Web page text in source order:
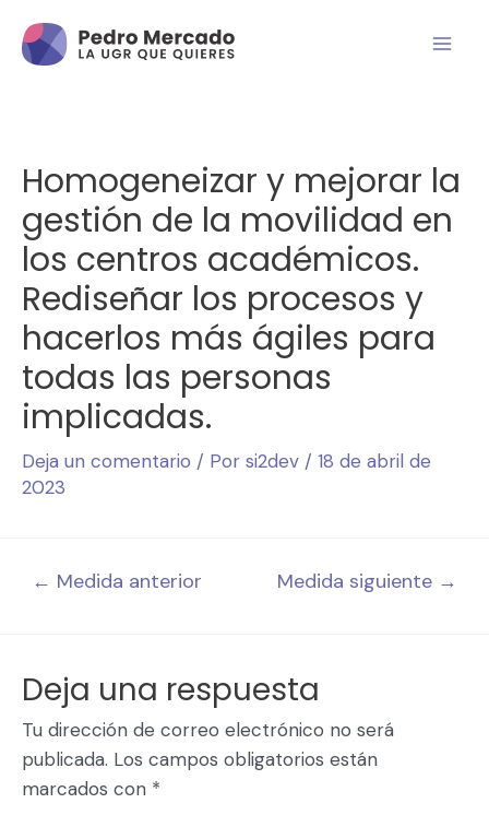
Homogeneizar y mejorar la
gestión de la movilidad en
los centros académicos.
Rediseñar los procesos y
hacerlos más ágiles para
todas las personas
implicadas.
Deja un comentario / Por si2dev / 18 de abril de
2023
← Medida anterior Medida siguiente →
Deja una respuesta
Tu dirección de correo electrónico no será
publicada. Los campos obligatorios están
marcados con *